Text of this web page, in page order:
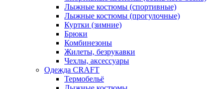
Лыжные костюмы (спортивные)
Лыжные костюмы (прогулочные)
Куртки (зимние)
Брюки
Комбинезоны
Жилеты, безрукавки
Чехлы, аксессуары
Одежда CRAFT
Термобельё